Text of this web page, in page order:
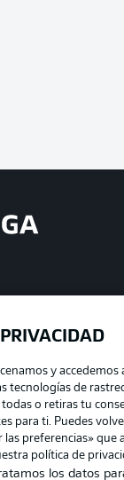
y
tecnologías de
todas o retiras tu
para ti. Puedes
preferencias»
política de
los datos